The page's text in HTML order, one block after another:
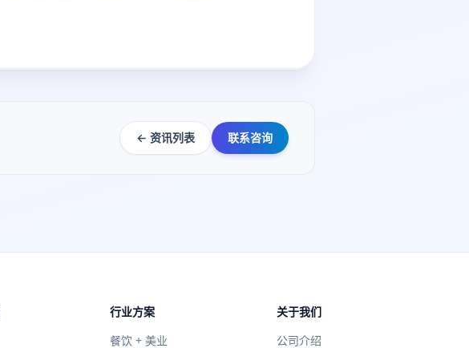
← 资讯列表 联系咨询
行业方案
餐饮 + 美业
关于我们
公司介绍